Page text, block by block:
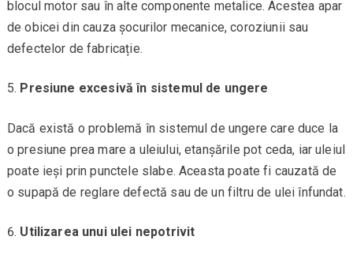
blocul motor sau în alte componente metalice. Acestea apar
de obicei din cauza șocurilor mecanice, coroziunii sau
defectelor de fabricație.
Presiune excesivă în sistemul de ungere
Dacă există o problemă în sistemul de ungere care duce la
o presiune prea mare a uleiului, etanșările pot ceda, iar uleiul
poate ieși prin punctele slabe. Aceasta poate fi cauzată de
o supapă de reglare defectă sau de un filtru de ulei înfundat.
Utilizarea unui ulei nepotrivit